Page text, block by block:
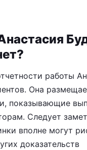
работы
Она
показывающие
Следует
вполне могут
доказательств